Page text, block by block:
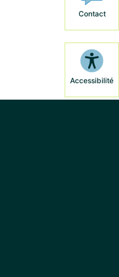
Contact
Accessibilité